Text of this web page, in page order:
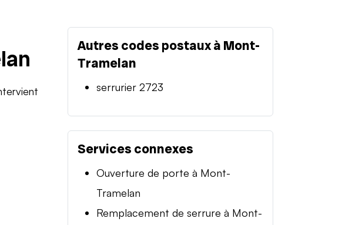
Autres codes postaux à Mont-
Tramelan
serrurier 2723
Services connexes
Ouverture de porte à Mont-
Tramelan
Remplacement de serrure à Mont-